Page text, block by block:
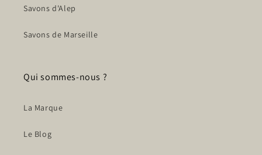
Savons d'Alep
Savons de Marseille
Qui sommes-nous ?
La Marque
Le Blog